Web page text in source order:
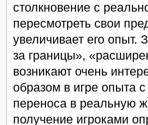
столкновение с
пересмотреть свои
увеличивает его опыт.
за границы»,
возникают очень
образом в игре опыта
переноса в реальную
получение игроками